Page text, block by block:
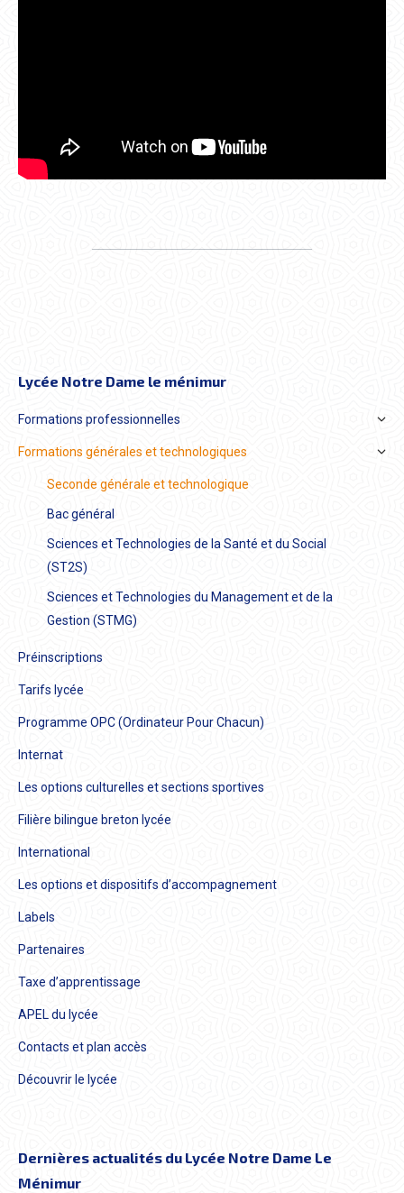
Lycée Notre Dame le ménimur
Formations professionnelles
Formations générales et technologiques
Seconde générale et technologique
Bac général
Sciences et Technologies de la Santé et du Social
(ST2S)
Sciences et Technologies du Management et de la
Gestion (STMG)
Préinscriptions
Tarifs lycée
Programme OPC (Ordinateur Pour Chacun)
Internat
Les options culturelles et sections sportives
Filière bilingue breton lycée
International
Les options et dispositifs d’accompagnement
Labels
Partenaires
Taxe d’apprentissage
APEL du lycée
Contacts et plan accès
Découvrir le lycée
Dernières actualités du Lycée Notre Dame Le
Ménimur